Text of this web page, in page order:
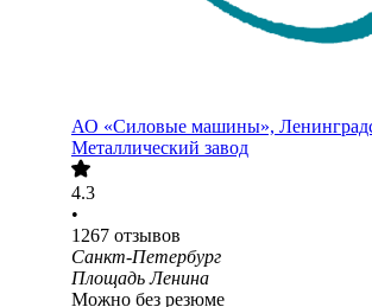
АО «Силовые машины»,
Металлический завод
4.3
•
1267 отзывов
Санкт-Петербург
Площадь Ленина
Можно без резюме